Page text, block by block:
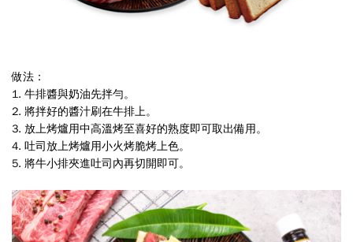
做法：
1. 牛排醬與奶油先拌勻。
2. 將拌好的醬汁刷在牛排上。
3. 放上烤爐用中高溫烤至喜好的熟度即可取出備用。
4. 吐司放上烤爐用小火烤脆烤上色。
5. 將牛小排夾進吐司內再切開即可。